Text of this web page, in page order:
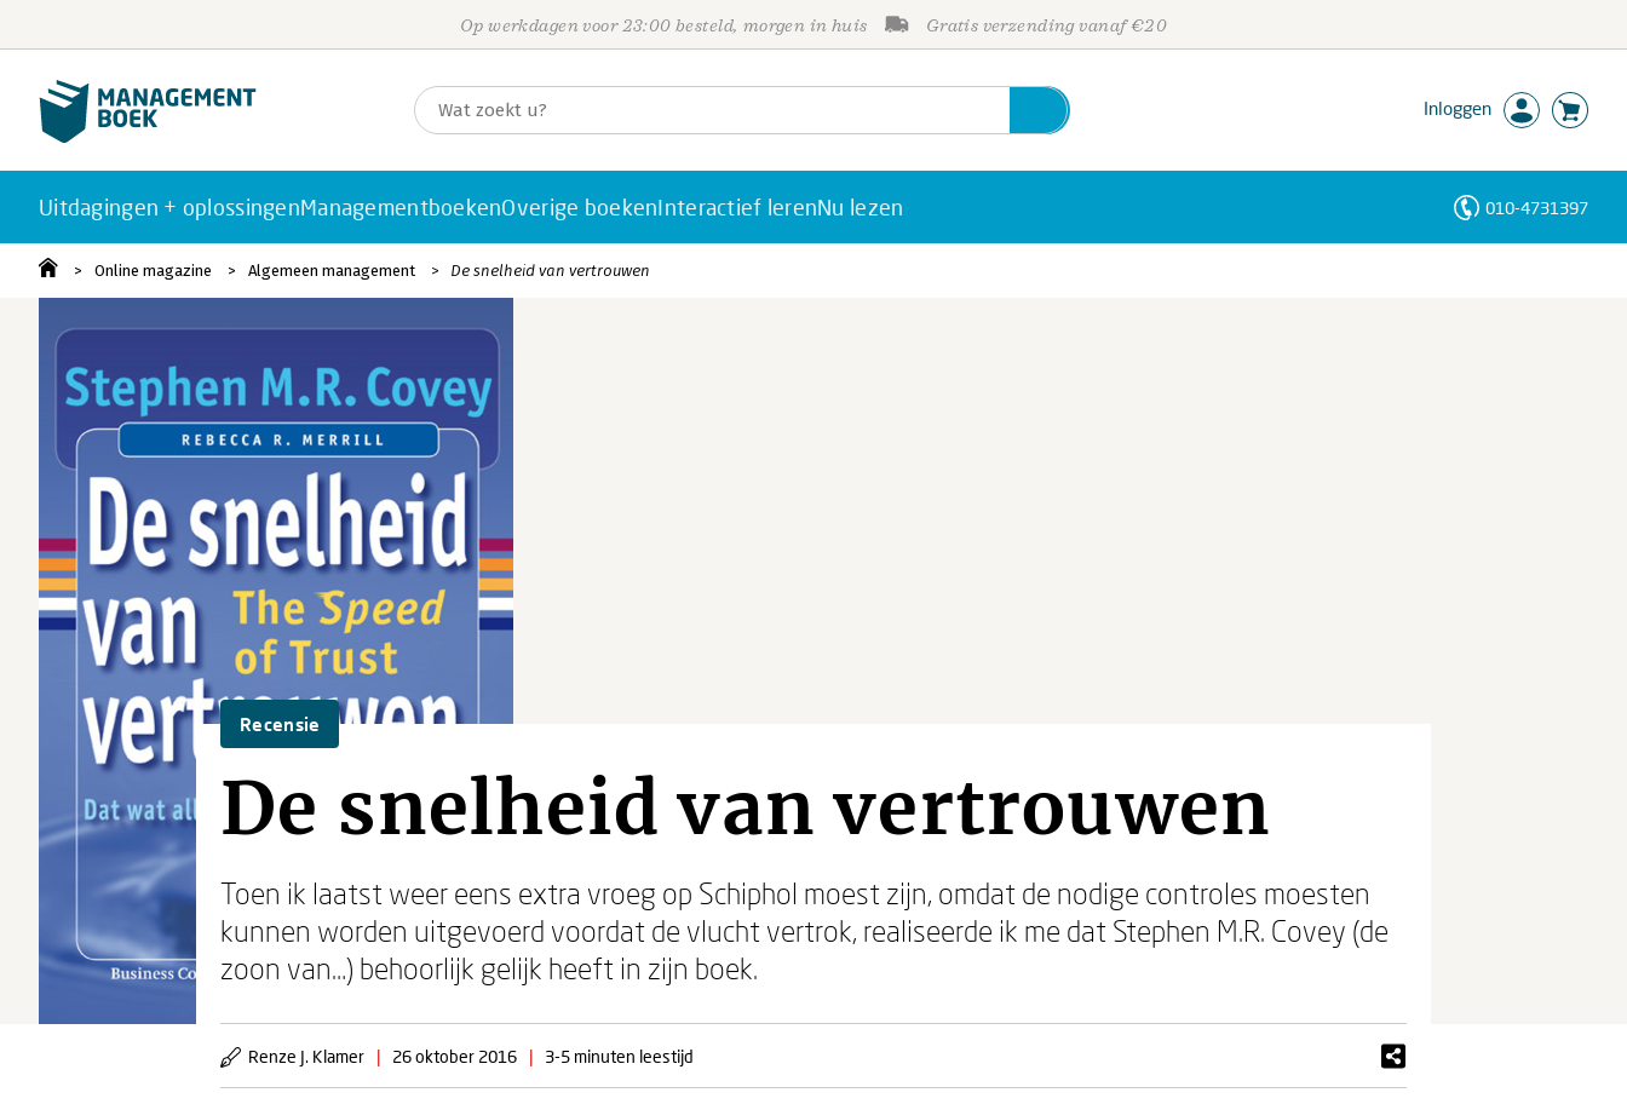
Op werkdagen voor 23:00 besteld, morgen in huis Gratis verzending vanaf €20
Inloggen
Uitdagingen + oplossingenManagementboekenOverige boekenInteractief lerenNu lezen 010-4731397
Online magazine Algemeen management De snelheid van vertrouwen
Recensie
De snelheid van vertrouwen
Toen ik laatst weer eens extra vroeg op Schiphol moest zijn, omdat de nodige controles moesten
kunnen worden uitgevoerd voordat de vlucht vertrok, realiseerde ik me dat Stephen M.R. Covey (de
zoon van…) behoorlijk gelijk heeft in zijn boek.
Renze J. Klamer | 26 oktober 2016 | 3-5 minuten leestijd
Personen